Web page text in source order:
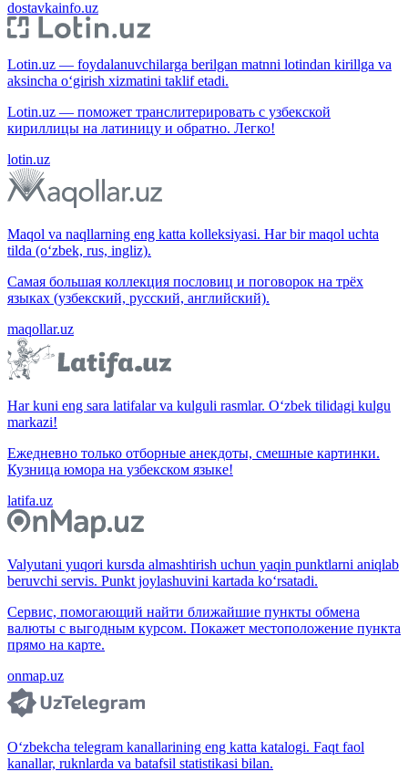
dostavkainfo.uz
Lotin.uz — foydalanuvchilarga berilgan matnni lotindan kirillga va
aksincha o‘girish xizmatini taklif etadi.
Lotin.uz — поможет транслитерировать с узбекской
кириллицы на латиницу и обратно. Легко!
lotin.uz
Maqol va naqllarning eng katta kolleksiyasi. Har bir maqol uchta
tilda (o‘zbek, rus, ingliz).
Самая большая коллекция пословиц и поговорок на трёх
языках (узбекский, русский, английский).
maqollar.uz
Har kuni eng sara latifalar va kulguli rasmlar. O‘zbek tilidagi kulgu
markazi!
Ежедневно только отборные анекдоты, смешные картинки.
Кузница юмора на узбекском языке!
latifa.uz
Valyutani yuqori kursda almashtirish uchun yaqin punktlarni aniqlab
beruvchi servis. Punkt joylashuvini kartada ko‘rsatadi.
Сервис, помогающий найти ближайшие пункты обмена
валюты с выгодным курсом. Покажет местоположение пункта
прямо на карте.
onmap.uz
O‘zbekcha telegram kanallarining eng katta katalogi. Faqt faol
kanallar, ruknlarda va batafsil statistikasi bilan.